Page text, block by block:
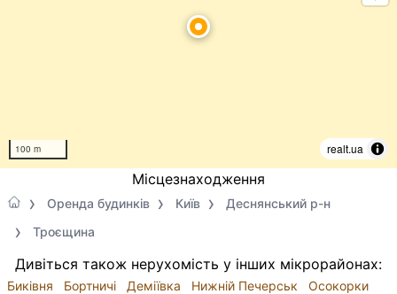
100 m realt.ua
Місцезнаходження
Оренда будинків Київ
Деснянський р-н
Троєщина
Дивіться також нерухомість у інших мікрорайонах:
Биківня Бортничі Деміївка Нижній Печерськ
Осокорки